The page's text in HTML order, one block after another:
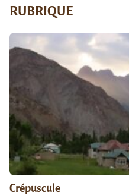
RUBRIQUE
Crépuscule